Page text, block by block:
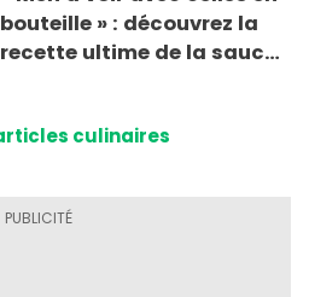
bouteille » : découvrez la
recette ultime de la sauce
culinaires